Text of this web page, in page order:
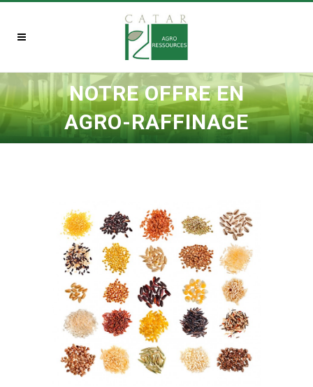
NOTRE OFFRE EN
AGRO-RAFFINAGE